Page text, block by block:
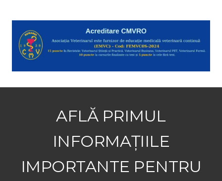
AFLĂ PRIMUL
INFORMAȚIILE
IMPORTANTE PENTRU